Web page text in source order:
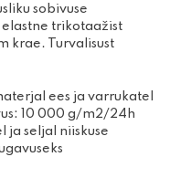
sobivuse
elastne trikotaažist
krae. Turvalisust
ees ja varrukatel
10 000 g/m2/24h
ja seljal niiskuse